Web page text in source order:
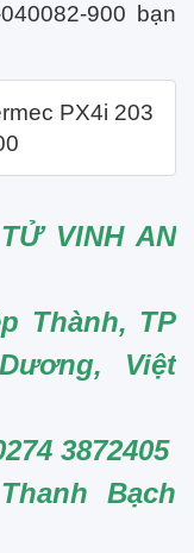
900 bạn
PX4i 203
VINH AN
Thành, TP
Việt
3872405
Bạch